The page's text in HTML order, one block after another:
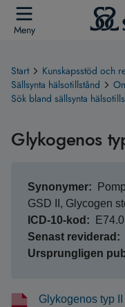
Meny
Start Kunskapsstöd och
Sällsynta hälsotillstånd
Sök bland sällsynta
Glykogenos
Synonymer
GSD II, Glycogen
ICD-10-kod
E74.0
Senast reviderad
Ursprungligen
Glykogenos typ II